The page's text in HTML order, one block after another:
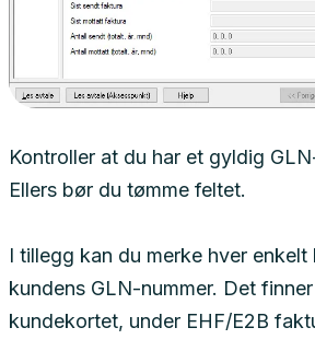
Kontroller at du har et gyldig
Ellers bør du tømme feltet.
I tillegg kan du merke hver enkelt
kundens GLN-nummer. Det
kundekortet, under EHF/E2B